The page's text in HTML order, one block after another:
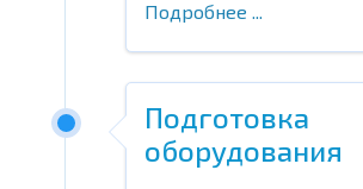
Подробнее ...
Подготовка
оборудования